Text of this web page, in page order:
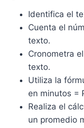
Identifica el
Cuenta el
texto.
Cronometra
texto.
Utiliza la
en minutos =
Realiza el
un promedio